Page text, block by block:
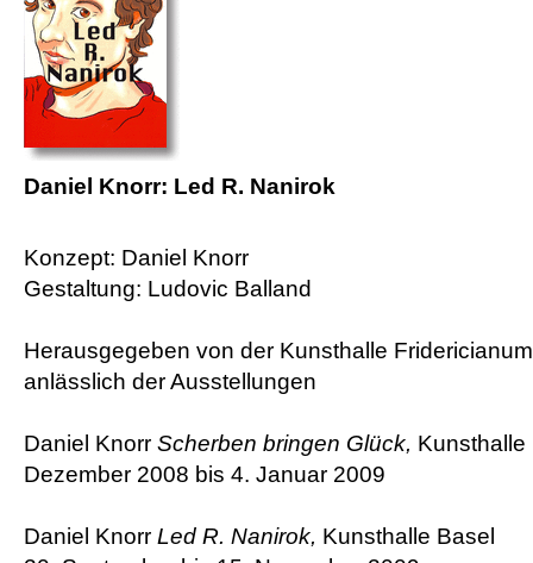
Daniel Knorr: Led R. Nanirok
Konzept: Daniel Knorr
Gestaltung: Ludovic Balland
Herausgegeben von der Kunsthalle
anlässlich der Ausstellungen
Daniel Knorr Scherben bringen Glück, Kunsthalle
Dezember 2008 bis 4. Januar 2009
Daniel Knorr Led R. Nanirok, Kunsthalle Basel